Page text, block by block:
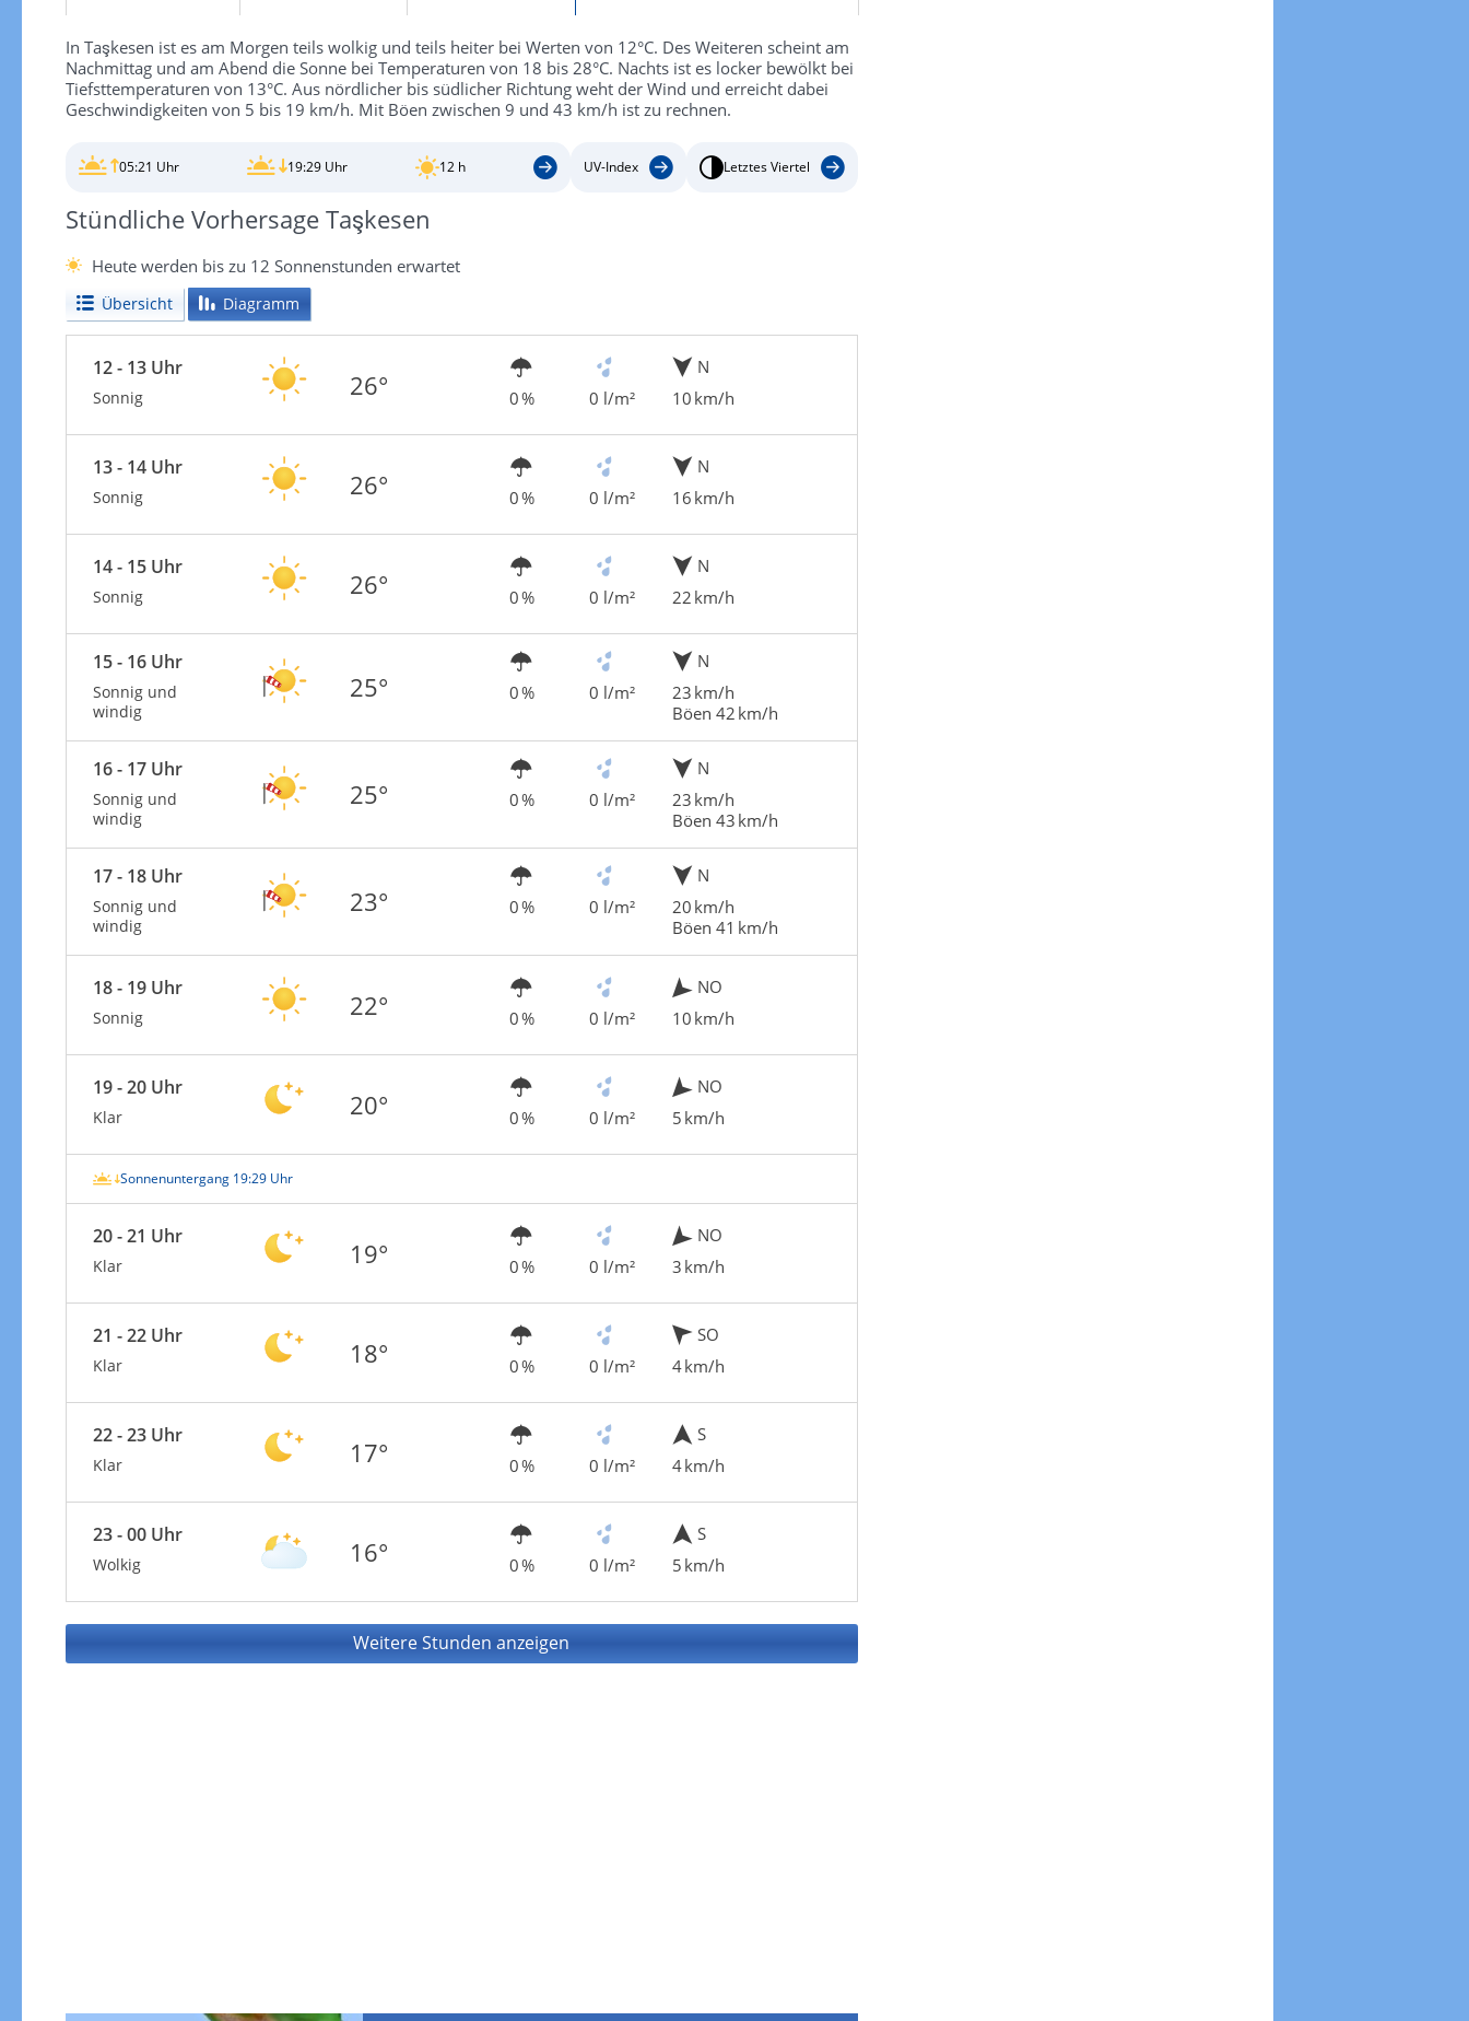
In Taşkesen ist es am Morgen teils wolkig und teils heiter bei Werten von 12°C. Des Weiteren scheint am
Nachmittag und am Abend die Sonne bei Temperaturen von 18 bis 28°C. Nachts ist es locker bewölkt bei
Tiefsttemperaturen von 13°C. Aus nördlicher bis südlicher Richtung weht der Wind und erreicht dabei
Geschwindigkeiten von 5 bis 19 km/h. Mit Böen zwischen 9 und 43 km/h ist zu rechnen.
05:21 Uhr 19:29 Uhr 12 h UV-Index Letztes Viertel
Stündliche Vorhersage Taşkesen
Heute werden bis zu 12 Sonnenstunden erwartet
Übersicht Diagramm
12 - 13 Uhr
Sonnig 26° 0 % 0 l/m²
N
10 km/h
13 - 14 Uhr
Sonnig 26° 0 % 0 l/m²
N
16 km/h
14 - 15 Uhr
Sonnig 26° 0 % 0 l/m²
N
22 km/h
15 - 16 Uhr
Sonnig und
windig
25° 0 % 0 l/m²
N
23 km/h
Böen 42 km/h
16 - 17 Uhr
Sonnig und
windig
25° 0 % 0 l/m²
N
23 km/h
Böen 43 km/h
17 - 18 Uhr
Sonnig und
windig
23° 0 % 0 l/m²
N
20 km/h
Böen 41 km/h
18 - 19 Uhr
Sonnig 22° 0 % 0 l/m²
NO
10 km/h
19 - 20 Uhr
Klar 20° 0 % 0 l/m²
NO
5 km/h
Sonnenuntergang 19:29 Uhr
20 - 21 Uhr
Klar 19° 0 % 0 l/m²
NO
3 km/h
21 - 22 Uhr
Klar 18° 0 % 0 l/m²
SO
4 km/h
22 - 23 Uhr
Klar 17° 0 % 0 l/m²
S
4 km/h
23 - 00 Uhr
Wolkig 16° 0 % 0 l/m²
S
5 km/h
Weitere Stunden anzeigen